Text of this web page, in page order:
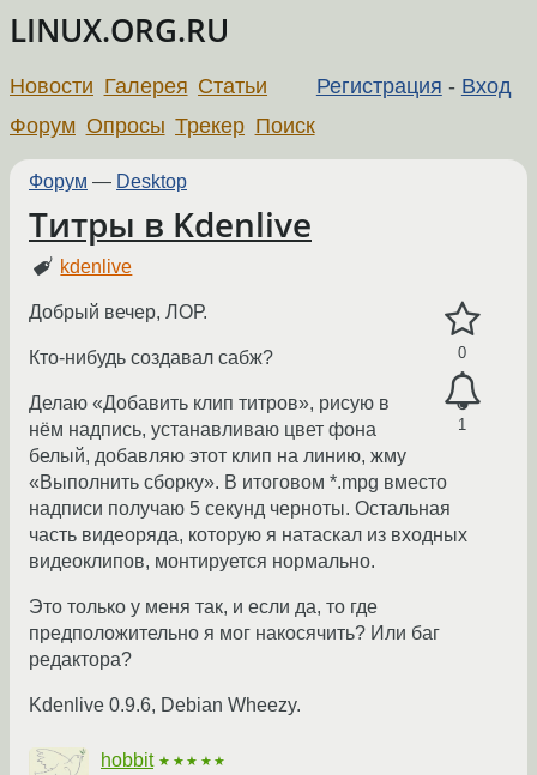
LINUX.ORG.RU
Регистрация - Вход
Новости Галерея Статьи
Форум Опросы Трекер Поиск
Форум — Desktop
Титры в Kdenlive
kdenlive
0
1
Добрый вечер, ЛОР.
Кто-нибудь создавал сабж?
Делаю «Добавить клип титров», рисую в
нём надпись, устанавливаю цвет фона
белый, добавляю этот клип на линию, жму
«Выполнить сборку». В итоговом *.mpg вместо
надписи получаю 5 секунд черноты. Остальная
часть видеоряда, которую я натаскал из входных
видеоклипов, монтируется нормально.
Это только у меня так, и если да, то где
предположительно я мог накосячить? Или баг
редактора?
Kdenlive 0.9.6, Debian Wheezy.
hobbit ★★★★★